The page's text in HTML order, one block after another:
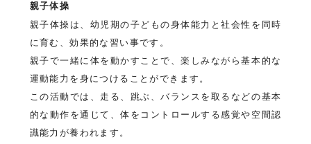
親子体操
親子体操は、幼児期の子どもの身体能力と社会性を同時
に育む、効果的な習い事です。
親子で一緒に体を動かすことで、楽しみながら基本的な
運動能力を身につけることができます。
この活動では、走る、跳ぶ、バランスを取るなどの基本
的な動作を通じて、体をコントロールする感覚や空間認
識能力が養われます。